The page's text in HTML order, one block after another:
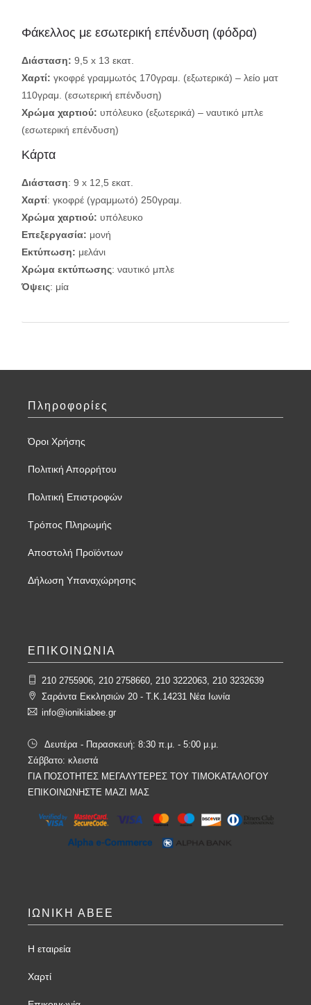
Φάκελλος με εσωτερική επένδυση (φόδρα)
Διάσταση: 9,5 x 13 εκατ.
Χαρτί: γκοφρέ γραμμωτός 170γραμ. (εξωτερικά) – λείο ματ
110γραμ. (εσωτερική επένδυση)
Χρώμα χαρτιού: υπόλευκο (εξωτερικά) – ναυτικό μπλε
(εσωτερική επένδυση)
Κάρτα
Διάσταση: 9 x 12,5 εκατ.
Χαρτί: γκοφρέ (γραμμωτό) 250γραμ.
Χρώμα χαρτιού: υπόλευκο
Επεξεργασία: μονή
Εκτύπωση: μελάνι
Χρώμα εκτύπωσης: ναυτικό μπλε
Όψεις: μία
Πληροφορίες
Όροι Χρήσης
Πολιτική Απορρήτου
Πολιτική Επιστροφών
Τρόπος Πληρωμής
Αποστολή Προϊόντων
Δήλωση Υπαναχώρησης
ΕΠΙΚΟΙΝΩΝΙΑ
210 2755906, 210 2758660, 210 3222063, 210 3232639
Σαράντα Εκκλησιών 20 - T.K.14231 Νέα Ιωνία
info@ionikiabee.gr
Δευτέρα - Παρασκευή: 8:30 π.μ. - 5:00 μ.μ.
Σάββατο: κλειστά
ΓΙΑ ΠΟΣΟΤΗΤΕΣ ΜΕΓΑΛΥΤΕΡΕΣ ΤΟΥ ΤΙΜΟΚΑΤΑΛΟΓΟΥ
ΕΠΙΚΟΙΝΩΝΗΣΤΕ ΜΑΖΙ ΜΑΣ
ΙΩΝΙΚΗ ΑΒΕΕ
Η εταιρεία
Χαρτί